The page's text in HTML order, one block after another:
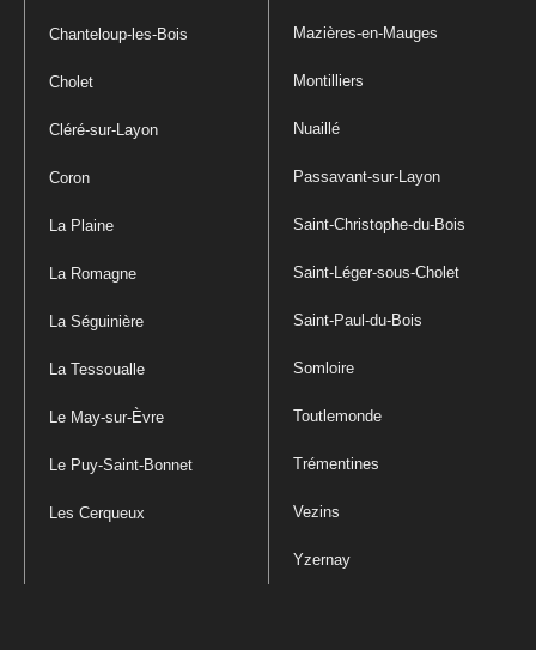
Chanteloup-les-Bois
Cholet
Cléré-sur-Layon
Coron
La Plaine
La Romagne
La Séguinière
La Tessoualle
Le May-sur-Èvre
Le Puy-Saint-Bonnet
Les Cerqueux
Mazières-en-Mauges
Montilliers
Nuaillé
Passavant-sur-Layon
Saint-Christophe-du-Bois
Saint-Léger-sous-Cholet
Saint-Paul-du-Bois
Somloire
Toutlemonde
Trémentines
Vezins
Yzernay